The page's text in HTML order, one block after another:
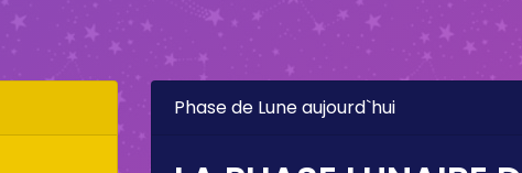
Phase de Lune aujourd`hui